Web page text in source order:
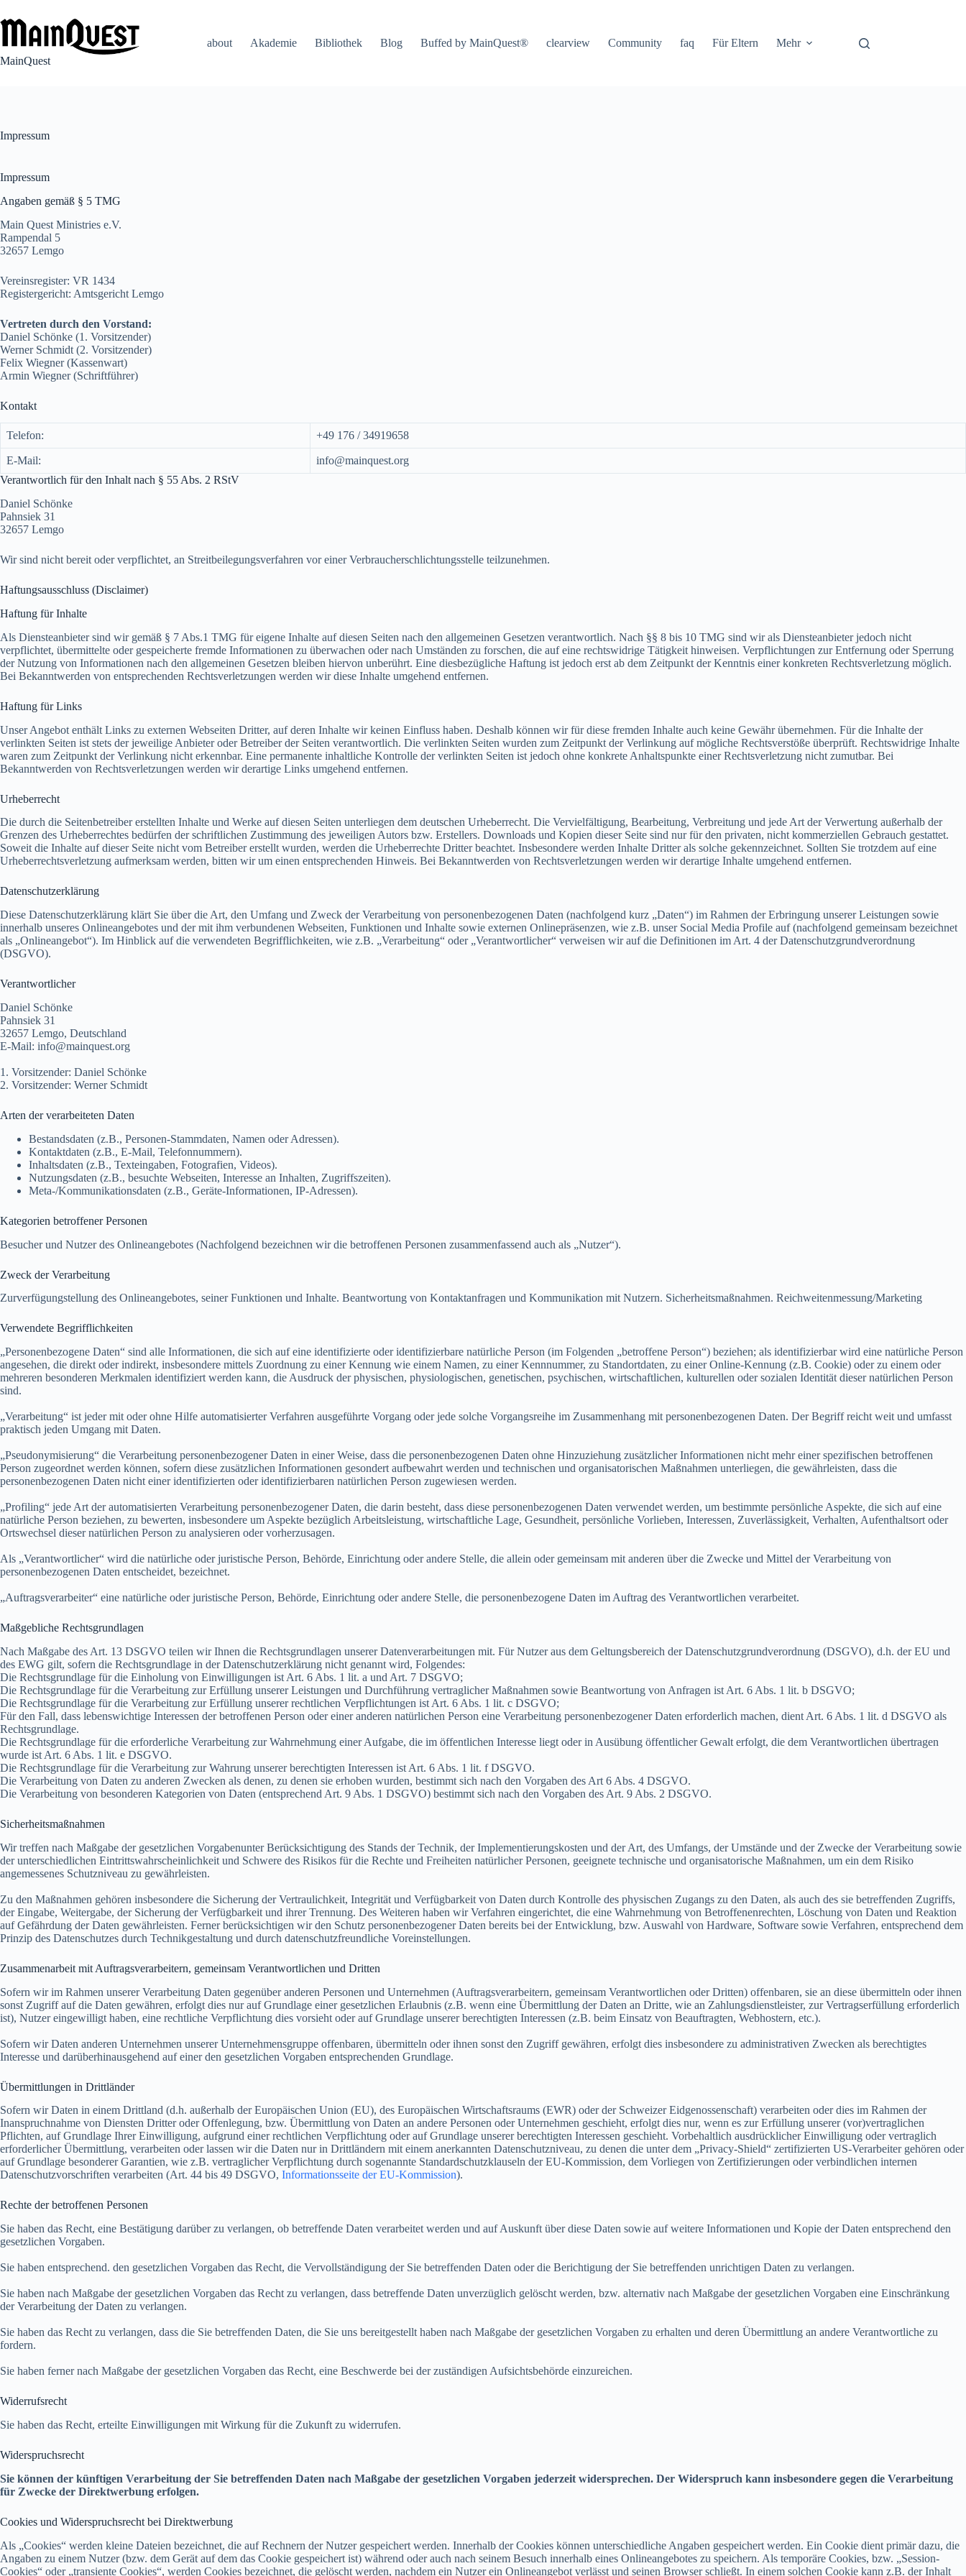
Inhalt
springen
MainQuest
about Akademie Bibliothek Blog Buffed by MainQuest® clearview Community faq Für Eltern Mehr
Impressum
Impressum
Angaben gemäß § 5 TMG
Main Quest Ministries e.V.
Rampendal 5
32657 Lemgo
Vereinsregister: VR 1434
Registergericht: Amtsgericht Lemgo
Vertreten durch den Vorstand:
Daniel Schönke (1. Vorsitzender)
Werner Schmidt (2. Vorsitzender)
Felix Wiegner (Kassenwart)
Armin Wiegner (Schriftführer)
Kontakt
Telefon: +49 176 / 34919658
E-Mail:
info@mainquest.org
Verantwortlich für den Inhalt nach § 55 Abs. 2 RStV
Daniel Schönke
Pahnsiek 31
32657 Lemgo
Wir sind nicht bereit oder verpflichtet, an Streitbeilegungsverfahren vor einer Verbraucherschlichtungsstelle teilzunehmen.
Haftungsausschluss (Disclaimer)
Haftung für Inhalte
Als Diensteanbieter sind wir gemäß § 7 Abs.1 TMG für eigene Inhalte auf diesen Seiten nach den allgemeinen Gesetzen verantwortlich. Nach §§ 8 bis 10 TMG sind wir als Diensteanbieter jedoch nicht
verpflichtet, übermittelte oder gespeicherte fremde Informationen zu überwachen oder nach Umständen zu forschen, die auf eine rechtswidrige Tätigkeit hinweisen. Verpflichtungen zur Entfernung oder Sperrung
der Nutzung von Informationen nach den allgemeinen Gesetzen bleiben hiervon unberührt. Eine diesbezügliche Haftung ist jedoch erst ab dem Zeitpunkt der Kenntnis einer konkreten Rechtsverletzung möglich.
Bei Bekanntwerden von entsprechenden Rechtsverletzungen werden wir diese Inhalte umgehend entfernen.
Haftung für Links
Unser Angebot enthält Links zu externen Webseiten Dritter, auf deren Inhalte wir keinen Einfluss haben. Deshalb können wir für diese fremden Inhalte auch keine Gewähr übernehmen. Für die Inhalte der
verlinkten Seiten ist stets der jeweilige Anbieter oder Betreiber der Seiten verantwortlich. Die verlinkten Seiten wurden zum Zeitpunkt der Verlinkung auf mögliche Rechtsverstöße überprüft. Rechtswidrige Inhalte
waren zum Zeitpunkt der Verlinkung nicht erkennbar. Eine permanente inhaltliche Kontrolle der verlinkten Seiten ist jedoch ohne konkrete Anhaltspunkte einer Rechtsverletzung nicht zumutbar. Bei
Bekanntwerden von Rechtsverletzungen werden wir derartige Links umgehend entfernen.
Urheberrecht
Die durch die Seitenbetreiber erstellten Inhalte und Werke auf diesen Seiten unterliegen dem deutschen Urheberrecht. Die Vervielfältigung, Bearbeitung, Verbreitung und jede Art der Verwertung außerhalb der
Grenzen des Urheberrechtes bedürfen der schriftlichen Zustimmung des jeweiligen Autors bzw. Erstellers. Downloads und Kopien dieser Seite sind nur für den privaten, nicht kommerziellen Gebrauch gestattet.
Soweit die Inhalte auf dieser Seite nicht vom Betreiber erstellt wurden, werden die Urheberrechte Dritter beachtet. Insbesondere werden Inhalte Dritter als solche gekennzeichnet. Sollten Sie trotzdem auf eine
Urheberrechtsverletzung aufmerksam werden, bitten wir um einen entsprechenden Hinweis. Bei Bekanntwerden von Rechtsverletzungen werden wir derartige Inhalte umgehend entfernen.
Datenschutzerklärung
Diese Datenschutzerklärung klärt Sie über die Art, den Umfang und Zweck der Verarbeitung von personenbezogenen Daten (nachfolgend kurz „Daten“) im Rahmen der Erbringung unserer Leistungen sowie
innerhalb unseres Onlineangebotes und der mit ihm verbundenen Webseiten, Funktionen und Inhalte sowie externen Onlinepräsenzen, wie z.B. unser Social Media Profile auf (nachfolgend gemeinsam bezeichnet
als „Onlineangebot“). Im Hinblick auf die verwendeten Begrifflichkeiten, wie z.B. „Verarbeitung“ oder „Verantwortlicher“ verweisen wir auf die Definitionen im Art. 4 der Datenschutzgrundverordnung
(DSGVO).
Verantwortlicher
Daniel Schönke
Pahnsiek 31
32657 Lemgo, Deutschland
E-Mail: info@mainquest.org
1. Vorsitzender: Daniel Schönke
2. Vorsitzender: Werner Schmidt
Arten der verarbeiteten Daten
Bestandsdaten (z.B., Personen-Stammdaten, Namen oder Adressen).
Kontaktdaten (z.B., E-Mail, Telefonnummern).
Inhaltsdaten (z.B., Texteingaben, Fotografien, Videos).
Nutzungsdaten (z.B., besuchte Webseiten, Interesse an Inhalten, Zugriffszeiten).
Meta-/Kommunikationsdaten (z.B., Geräte-Informationen, IP-Adressen).
Kategorien betroffener Personen
Besucher und Nutzer des Onlineangebotes (Nachfolgend bezeichnen wir die betroffenen Personen zusammenfassend auch als „Nutzer“).
Zweck der Verarbeitung
Zurverfügungstellung des Onlineangebotes, seiner Funktionen und Inhalte. Beantwortung von Kontaktanfragen und Kommunikation mit Nutzern. Sicherheitsmaßnahmen. Reichweitenmessung/Marketing
Verwendete Begrifflichkeiten
„Personenbezogene Daten“ sind alle Informationen, die sich auf eine identifizierte oder identifizierbare natürliche Person (im Folgenden „betroffene Person“) beziehen; als identifizierbar wird eine natürliche Person
angesehen, die direkt oder indirekt, insbesondere mittels Zuordnung zu einer Kennung wie einem Namen, zu einer Kennnummer, zu Standortdaten, zu einer Online-Kennung (z.B. Cookie) oder zu einem oder
mehreren besonderen Merkmalen identifiziert werden kann, die Ausdruck der physischen, physiologischen, genetischen, psychischen, wirtschaftlichen, kulturellen oder sozialen Identität dieser natürlichen Person
sind.
„Verarbeitung“ ist jeder mit oder ohne Hilfe automatisierter Verfahren ausgeführte Vorgang oder jede solche Vorgangsreihe im Zusammenhang mit personenbezogenen Daten. Der Begriff reicht weit und umfasst
praktisch jeden Umgang mit Daten.
„Pseudonymisierung“ die Verarbeitung personenbezogener Daten in einer Weise, dass die personenbezogenen Daten ohne Hinzuziehung zusätzlicher Informationen nicht mehr einer spezifischen betroffenen
Person zugeordnet werden können, sofern diese zusätzlichen Informationen gesondert aufbewahrt werden und technischen und organisatorischen Maßnahmen unterliegen, die gewährleisten, dass die
personenbezogenen Daten nicht einer identifizierten oder identifizierbaren natürlichen Person zugewiesen werden.
„Profiling“ jede Art der automatisierten Verarbeitung personenbezogener Daten, die darin besteht, dass diese personenbezogenen Daten verwendet werden, um bestimmte persönliche Aspekte, die sich auf eine
natürliche Person beziehen, zu bewerten, insbesondere um Aspekte bezüglich Arbeitsleistung, wirtschaftliche Lage, Gesundheit, persönliche Vorlieben, Interessen, Zuverlässigkeit, Verhalten, Aufenthaltsort oder
Ortswechsel dieser natürlichen Person zu analysieren oder vorherzusagen.
Als „Verantwortlicher“ wird die natürliche oder juristische Person, Behörde, Einrichtung oder andere Stelle, die allein oder gemeinsam mit anderen über die Zwecke und Mittel der Verarbeitung von
personenbezogenen Daten entscheidet, bezeichnet.
„Auftragsverarbeiter“ eine natürliche oder juristische Person, Behörde, Einrichtung oder andere Stelle, die personenbezogene Daten im Auftrag des Verantwortlichen verarbeitet.
Maßgebliche Rechtsgrundlagen
Nach Maßgabe des Art. 13 DSGVO teilen wir Ihnen die Rechtsgrundlagen unserer Datenverarbeitungen mit. Für Nutzer aus dem Geltungsbereich der Datenschutzgrundverordnung (DSGVO), d.h. der EU und
des EWG gilt, sofern die Rechtsgrundlage in der Datenschutzerklärung nicht genannt wird, Folgendes:
Die Rechtsgrundlage für die Einholung von Einwilligungen ist Art. 6 Abs. 1 lit. a und Art. 7 DSGVO;
Die Rechtsgrundlage für die Verarbeitung zur Erfüllung unserer Leistungen und Durchführung vertraglicher Maßnahmen sowie Beantwortung von Anfragen ist Art. 6 Abs. 1 lit. b DSGVO;
Die Rechtsgrundlage für die Verarbeitung zur Erfüllung unserer rechtlichen Verpflichtungen ist Art. 6 Abs. 1 lit. c DSGVO;
Für den Fall, dass lebenswichtige Interessen der betroffenen Person oder einer anderen natürlichen Person eine Verarbeitung personenbezogener Daten erforderlich machen, dient Art. 6 Abs. 1 lit. d DSGVO als
Rechtsgrundlage.
Die Rechtsgrundlage für die erforderliche Verarbeitung zur Wahrnehmung einer Aufgabe, die im öffentlichen Interesse liegt oder in Ausübung öffentlicher Gewalt erfolgt, die dem Verantwortlichen übertragen
wurde ist Art. 6 Abs. 1 lit. e DSGVO.
Die Rechtsgrundlage für die Verarbeitung zur Wahrung unserer berechtigten Interessen ist Art. 6 Abs. 1 lit. f DSGVO.
Die Verarbeitung von Daten zu anderen Zwecken als denen, zu denen sie erhoben wurden, bestimmt sich nach den Vorgaben des Art 6 Abs. 4 DSGVO.
Die Verarbeitung von besonderen Kategorien von Daten (entsprechend Art. 9 Abs. 1 DSGVO) bestimmt sich nach den Vorgaben des Art. 9 Abs. 2 DSGVO.
Sicherheitsmaßnahmen
Wir treffen nach Maßgabe der gesetzlichen Vorgabenunter Berücksichtigung des Stands der Technik, der Implementierungskosten und der Art, des Umfangs, der Umstände und der Zwecke der Verarbeitung sowie
der unterschiedlichen Eintrittswahrscheinlichkeit und Schwere des Risikos für die Rechte und Freiheiten natürlicher Personen, geeignete technische und organisatorische Maßnahmen, um ein dem Risiko
angemessenes Schutzniveau zu gewährleisten.
Zu den Maßnahmen gehören insbesondere die Sicherung der Vertraulichkeit, Integrität und Verfügbarkeit von Daten durch Kontrolle des physischen Zugangs zu den Daten, als auch des sie betreffenden Zugriffs,
der Eingabe, Weitergabe, der Sicherung der Verfügbarkeit und ihrer Trennung. Des Weiteren haben wir Verfahren eingerichtet, die eine Wahrnehmung von Betroffenenrechten, Löschung von Daten und Reaktion
auf Gefährdung der Daten gewährleisten. Ferner berücksichtigen wir den Schutz personenbezogener Daten bereits bei der Entwicklung, bzw. Auswahl von Hardware, Software sowie Verfahren, entsprechend dem
Prinzip des Datenschutzes durch Technikgestaltung und durch datenschutzfreundliche Voreinstellungen.
Zusammenarbeit mit Auftragsverarbeitern, gemeinsam Verantwortlichen und Dritten
Sofern wir im Rahmen unserer Verarbeitung Daten gegenüber anderen Personen und Unternehmen (Auftragsverarbeitern, gemeinsam Verantwortlichen oder Dritten) offenbaren, sie an diese übermitteln oder ihnen
sonst Zugriff auf die Daten gewähren, erfolgt dies nur auf Grundlage einer gesetzlichen Erlaubnis (z.B. wenn eine Übermittlung der Daten an Dritte, wie an Zahlungsdienstleister, zur Vertragserfüllung erforderlich
ist), Nutzer eingewilligt haben, eine rechtliche Verpflichtung dies vorsieht oder auf Grundlage unserer berechtigten Interessen (z.B. beim Einsatz von Beauftragten, Webhostern, etc.).
Sofern wir Daten anderen Unternehmen unserer Unternehmensgruppe offenbaren, übermitteln oder ihnen sonst den Zugriff gewähren, erfolgt dies insbesondere zu administrativen Zwecken als berechtigtes
Interesse und darüberhinausgehend auf einer den gesetzlichen Vorgaben entsprechenden Grundlage.
Übermittlungen in Drittländer
Sofern wir Daten in einem Drittland (d.h. außerhalb der Europäischen Union (EU), des Europäischen Wirtschaftsraums (EWR) oder der Schweizer Eidgenossenschaft) verarbeiten oder dies im Rahmen der
Inanspruchnahme von Diensten Dritter oder Offenlegung, bzw. Übermittlung von Daten an andere Personen oder Unternehmen geschieht, erfolgt dies nur, wenn es zur Erfüllung unserer (vor)vertraglichen
Pflichten, auf Grundlage Ihrer Einwilligung, aufgrund einer rechtlichen Verpflichtung oder auf Grundlage unserer berechtigten Interessen geschieht. Vorbehaltlich ausdrücklicher Einwilligung oder vertraglich
erforderlicher Übermittlung, verarbeiten oder lassen wir die Daten nur in Drittländern mit einem anerkannten Datenschutzniveau, zu denen die unter dem „Privacy-Shield“ zertifizierten US-Verarbeiter gehören oder
auf Grundlage besonderer Garantien, wie z.B. vertraglicher Verpflichtung durch sogenannte Standardschutzklauseln der EU-Kommission, dem Vorliegen von Zertifizierungen oder verbindlichen internen
Datenschutzvorschriften verarbeiten (Art. 44 bis 49 DSGVO, Informationsseite der EU-Kommission).
Rechte der betroffenen Personen
Sie haben das Recht, eine Bestätigung darüber zu verlangen, ob betreffende Daten verarbeitet werden und auf Auskunft über diese Daten sowie auf weitere Informationen und Kopie der Daten entsprechend den
gesetzlichen Vorgaben.
Sie haben entsprechend. den gesetzlichen Vorgaben das Recht, die Vervollständigung der Sie betreffenden Daten oder die Berichtigung der Sie betreffenden unrichtigen Daten zu verlangen.
Sie haben nach Maßgabe der gesetzlichen Vorgaben das Recht zu verlangen, dass betreffende Daten unverzüglich gelöscht werden, bzw. alternativ nach Maßgabe der gesetzlichen Vorgaben eine Einschränkung
der Verarbeitung der Daten zu verlangen.
Sie haben das Recht zu verlangen, dass die Sie betreffenden Daten, die Sie uns bereitgestellt haben nach Maßgabe der gesetzlichen Vorgaben zu erhalten und deren Übermittlung an andere Verantwortliche zu
fordern.
Sie haben ferner nach Maßgabe der gesetzlichen Vorgaben das Recht, eine Beschwerde bei der zuständigen Aufsichtsbehörde einzureichen.
Widerrufsrecht
Sie haben das Recht, erteilte Einwilligungen mit Wirkung für die Zukunft zu widerrufen.
Widerspruchsrecht
Sie können der künftigen Verarbeitung der Sie betreffenden Daten nach Maßgabe der gesetzlichen Vorgaben jederzeit widersprechen. Der Widerspruch kann insbesondere gegen die Verarbeitung
für Zwecke der Direktwerbung erfolgen.
Cookies und Widerspruchsrecht bei Direktwerbung
Als „Cookies“ werden kleine Dateien bezeichnet, die auf Rechnern der Nutzer gespeichert werden. Innerhalb der Cookies können unterschiedliche Angaben gespeichert werden. Ein Cookie dient primär dazu, die
Angaben zu einem Nutzer (bzw. dem Gerät auf dem das Cookie gespeichert ist) während oder auch nach seinem Besuch innerhalb eines Onlineangebotes zu speichern. Als temporäre Cookies, bzw. „Session-
Cookies“ oder „transiente Cookies“, werden Cookies bezeichnet, die gelöscht werden, nachdem ein Nutzer ein Onlineangebot verlässt und seinen Browser schließt. In einem solchen Cookie kann z.B. der Inhalt